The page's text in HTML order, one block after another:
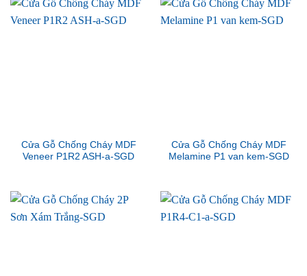
Cửa Gỗ Chống Cháy MDF
Veneer P1R2 ASH-a-SGD
Cửa Gỗ Chống Cháy MDF
Melamine P1 van kem-SGD